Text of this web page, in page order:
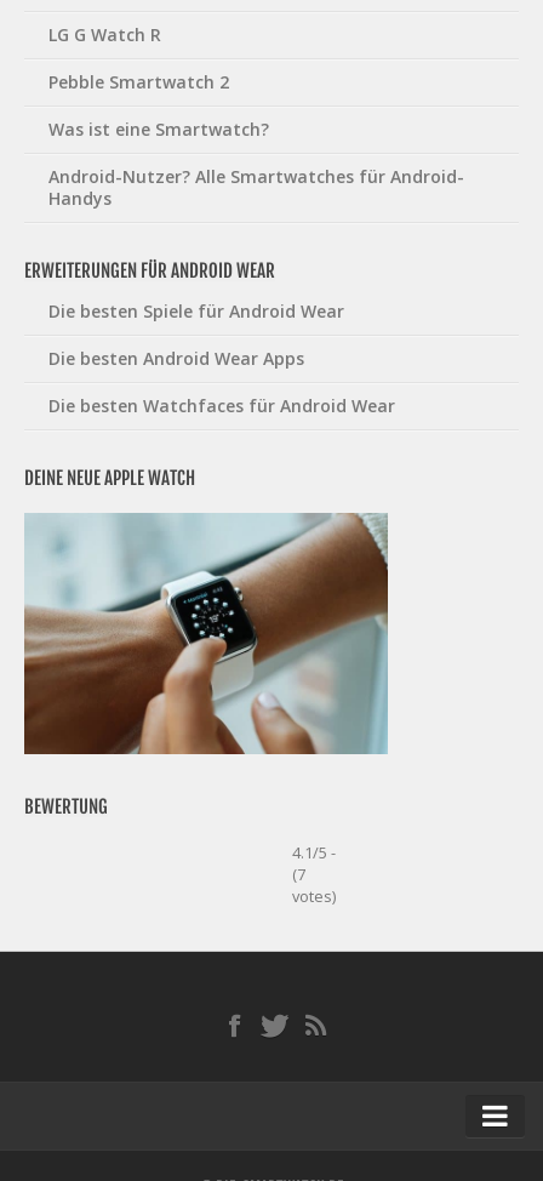
LG G Watch R
Pebble Smartwatch 2
Was ist eine Smartwatch?
Android-Nutzer? Alle Smartwatches für Android-
Handys
ERWEITERUNGEN FÜR ANDROID WEAR
Die besten Spiele für Android Wear
Die besten Android Wear Apps
Die besten Watchfaces für Android Wear
DEINE NEUE APPLE WATCH
BEWERTUNG
4.1/5 -
(7
votes)